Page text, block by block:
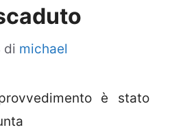
di michael
è stato